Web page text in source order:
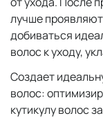
лучше
добиваться
волос к уходу,
Создает
волос:
кутикулу волос